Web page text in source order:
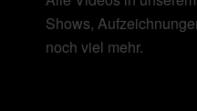
Shows,
noch viel mehr.